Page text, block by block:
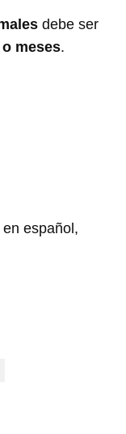
debe ser
meses.
español,